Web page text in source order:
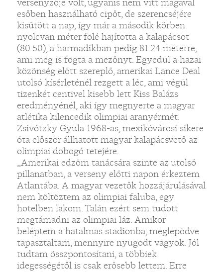
esőben használható cipőt, de szerencséjére
kisütött a nap, így már a második körben
nyolcvan méter fölé hajította a kalapácsot
(80.50), a harmadikban pedig 81.24 méterre,
ami meg is fogta a mezőnyt. Egyedül a hazai
közönség előtt szereplő, amerikai Lance Deal
utolsó kísérleténél rezgett a léc, ami végül
tizenkét centivel kisebb lett Kiss Balázs
eredményénél, aki így megnyerte a magyar
atlétika kilencedik olimpiai aranyérmét.
Zsivótzky Gyula 1968-as, mexikóvárosi sikere
óta először állhatott magyar kalapácsvető az
olimpiai dobogó tetejére.
„Amerikai edzőm tanácsára szinte az utolsó
pillanatban, a verseny előtti napon érkeztem
Atlantába. A magyar vezetők hozzájárulásával
nem költöztem az olimpiai faluba, egy
hotelben lakom. Talán ezért sem tudott
megtámadni az olimpiai láz. Amikor
beléptem a hatalmas stadionba, meglepődve
tapasztaltam, mennyire nyugodt vagyok. Jól
tudtam összpontosítani, a többiek
idegességétől is csak erősebb lettem. Erre